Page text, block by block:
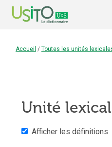
Accueil / Toutes les unités
Unité
Afficher les définitions